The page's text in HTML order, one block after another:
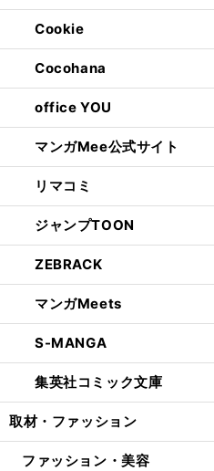
Cookie
Cocohana
office YOU
マンガMee公式サイト
リマコミ
ジャンプTOON
ZEBRACK
マンガMeets
S-MANGA
集英社コミック文庫
取材・ファッション
ファッション・美容